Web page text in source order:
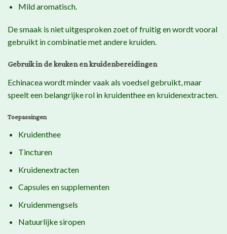
Mild aromatisch.
De smaak is niet uitgesproken zoet of fruitig en wordt vooral
gebruikt in combinatie met andere kruiden.
Gebruik in de keuken en kruidenbereidingen
Echinacea wordt minder vaak als voedsel gebruikt, maar
speelt een belangrijke rol in kruidenthee en kruidenextracten.
Toepassingen
Kruidenthee
Tincturen
Kruidenextracten
Capsules en supplementen
Kruidenmengsels
Natuurlijke siropen